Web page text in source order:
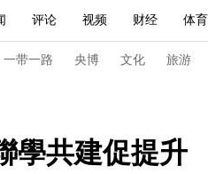
评论 视频 财经 体育
中国领导人 央视快评 习式妙语
节目单 听音 微视频 主持人
Монгол
一带一路 央博 文化 旅游
學共建促提升